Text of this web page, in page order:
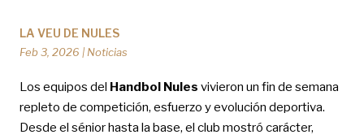
LA VEU DE NULES
Feb 3, 2026 | Noticias
Los equipos del Handbol Nules vivieron un fin de semana
repleto de competición, esfuerzo y evolución deportiva.
Desde el sénior hasta la base, el club mostró carácter,